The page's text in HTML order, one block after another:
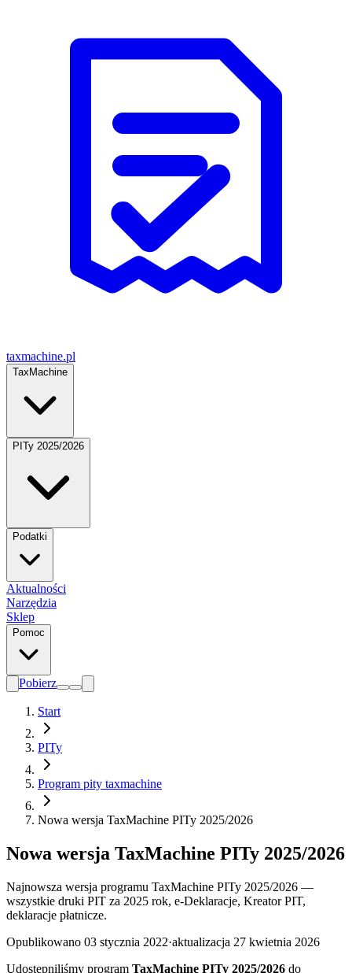
taxmachine.pl
TaxMachine
PITy 2025/2026
Podatki
Aktualności
Narzędzia
Sklep
Pomoc
Pobierz
Start
PITy
Program pity taxmachine
Nowa wersja TaxMachine PITy 2025/2026
Nowa wersja TaxMachine PITy 2025/2026
Najnowsza wersja programu TaxMachine PITy 2025/2026 —
wszystkie druki PIT za 2025 rok, e-Deklaracje, Kreator PIT,
deklaracje płatnicze.
Opublikowano 03 stycznia 2022·aktualizacja 27 kwietnia 2026
Udostępniliśmy program TaxMachine PITy 2025/2026 do